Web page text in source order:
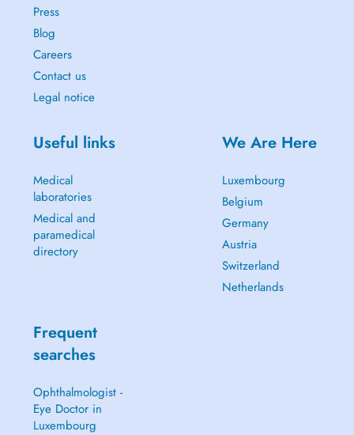
Press
Blog
Careers
Contact us
Legal notice
Useful links
Medical
laboratories
Medical and
paramedical
directory
We Are Here
Luxembourg
Belgium
Germany
Austria
Switzerland
Netherlands
Frequent
searches
Ophthalmologist -
Eye Doctor in
Luxembourg